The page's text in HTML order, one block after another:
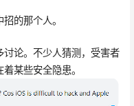
的那个人。
论。不少人猜测，受害者
某些安全隐患。